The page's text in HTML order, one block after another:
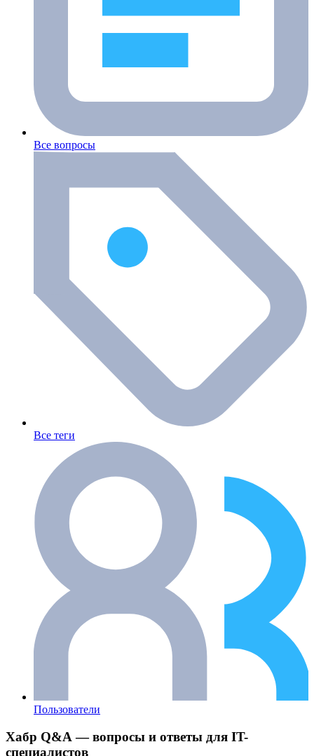
Все вопросы
Все теги
Пользователи
Хабр Q&A — вопросы и ответы для IT-
специалистов